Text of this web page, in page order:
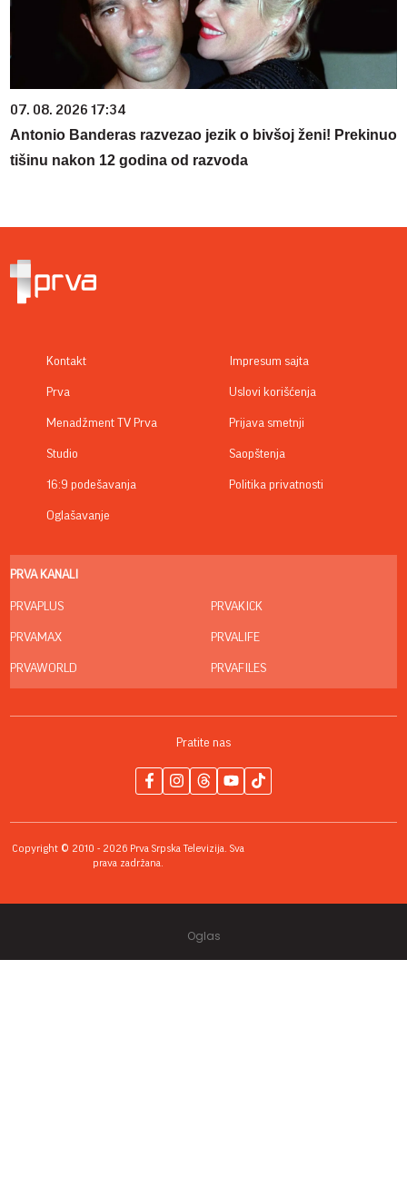
07. 08. 2026 17:34
Antonio Banderas razvezao jezik o bivšoj ženi! Prekinuo
tišinu nakon 12 godina od razvoda
Kontakt
Prva
Menadžment TV Prva
Studio
16:9 podešavanja
Oglašavanje
Impresum sajta
Uslovi korišćenja
Prijava smetnji
Saopštenja
Politika privatnosti
PRVA KANALI
PRVAPLUS
PRVAMAX
PRVAWORLD
PRVAKICK
PRVALIFE
PRVAFILES
Pratite nas
Copyright © 2010 - 2026 Prva Srpska Televizija. Sva
prava zadržana.